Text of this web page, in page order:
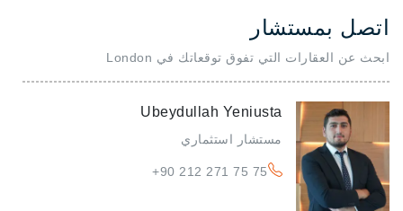
اتصل بمستشار
ابحث عن العقارات التي تفوق توقعاتك في London
Ubeydullah Yeniusta
مستشار استثماري
+90 212 271 75 75